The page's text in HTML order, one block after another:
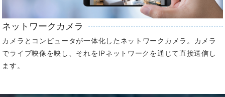
ネットワークカメラ
カメラとコンピュータが一体化したネットワークカメラ。カメラ
でライブ映像を映し、それをIPネットワークを通じて直接送信し
ます。